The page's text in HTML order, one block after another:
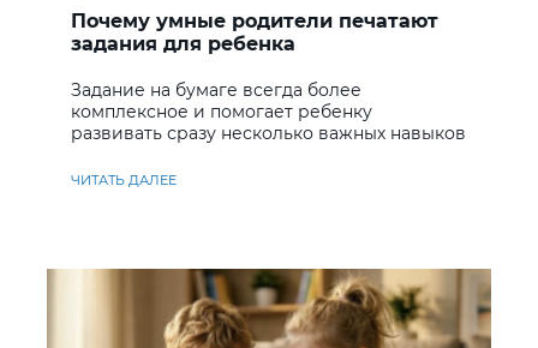
Почему умные родители печатают
задания для ребенка
Задание на бумаге всегда более
комплексное и помогает ребенку
развивать сразу несколько важных навыков
ЧИТАТЬ ДАЛЕЕ